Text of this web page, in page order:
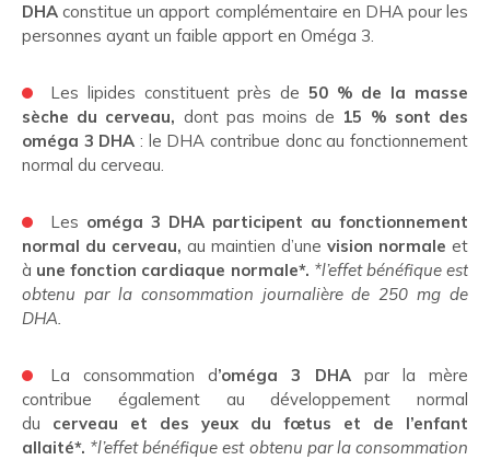
DHAconstitue un apport complémentaire en DHA pour les
personnes ayant un faible apport en Oméga 3.
Les lipides constituent près de 50 % de la masse
sèche du cerveau, dont pas moins de 15 % sont des
oméga 3 DHA : le DHA contribue donc au fonctionnement
normal du cerveau.
Les oméga 3 DHA participent au fonctionnement
normal du cerveau, au maintien d’une vision normale et
à une fonction cardiaque normale*. *l’effet bénéfique est
obtenu par la consommation journalière de 250 mg de
DHA.
La consommation d’oméga 3 DHApar la mère
contribue également au développement normal
du cerveau et des yeux du fœtus et de l’enfant
allaité*. *l’effet bénéfique est obtenu par la consommation